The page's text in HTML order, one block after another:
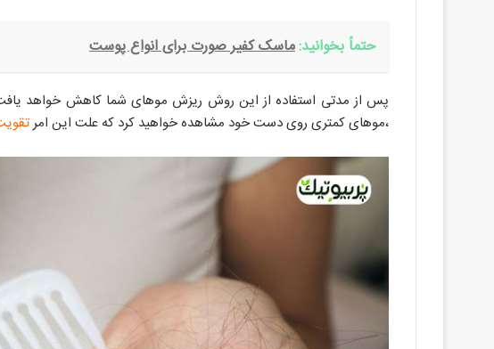
حتماً بخوانید:ماسک کفیر صورت برای انواع پوست
پس از مدتی استفاده از این روش ریزش موهای شما کاهش خواهد
،موهای کمتری روی دست خود مشاهده خواهید کرد که علت این امر